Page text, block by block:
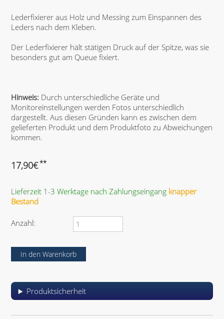
Lederfixierer aus Holz und Messing zum Einspannen des
Leders nach dem Kleben.
Der Lederfixierer hält stätigen Druck auf der Spitze, was sie
besonders gut am Queue fixiert.
Hinweis: Durch unterschiedliche Geräte und
Monitoreinstellungen werden Fotos unterschiedlich
dargestellt. Aus diesen Gründen kann es zwischen dem
gelieferten Produkt und dem Produktfoto zu Abweichungen
kommen.
17,90€**
Lieferzeit 1-3 Werktage nach Zahlungseingang knapper
Bestand
Anzahl:
Produktsicherheit